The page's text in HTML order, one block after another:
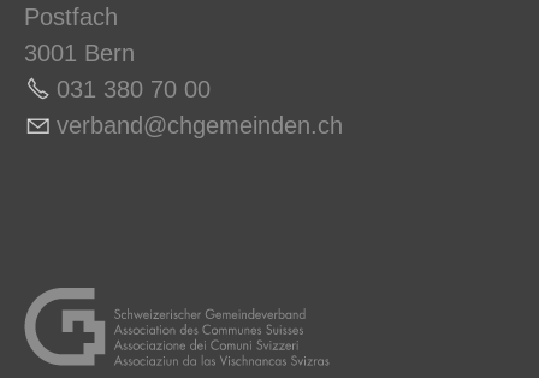
Postfach
3001 Bern
031 380 70 00
v rb nd chg m nd n ch